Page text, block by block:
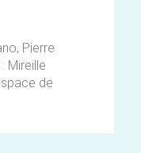
Pierre
Mireille
de